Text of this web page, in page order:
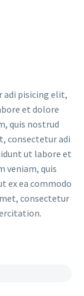
adi pisicing elit,
et dolore
quis nostrud
consectetur adi
ut labore et
veniam, quis
ex ea commodo
consectetur